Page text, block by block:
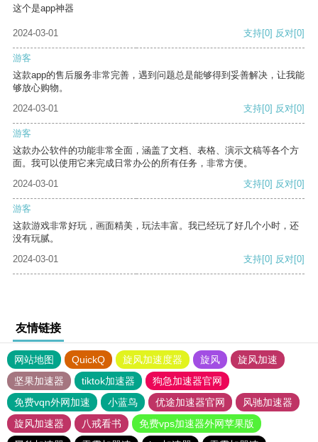
这个是app神器
2024-03-01 支持[0] 反对[0]
游客
这款app的售后服务非常完善，遇到问题总是能够得到妥善解决，让我能
够放心购物。
2024-03-01
支持[0] 反对[0]
游客
这款办公软件的功能非常全面，涵盖了文档、表格、演示文稿等各个方
面。我可以使用它来完成日常办公的所有任务，非常方便。
2024-03-01
支持[0] 反对[0]
游客
这款游戏非常好玩，画面精美，玩法丰富。我已经玩了好几个小时，还
没有玩腻。
2024-03-01
支持[0] 反对[0]
友情链接
网站地图 QuickQ 旋风加速度器 旋风
旋风加速
坚果加速器
tiktok加速器
狗急加速器官网
免费vqn外网加速
小蓝鸟 优途加速器官网
风驰加速器
旋风加速器
八戒看书
免费vps加速器外网苹果版